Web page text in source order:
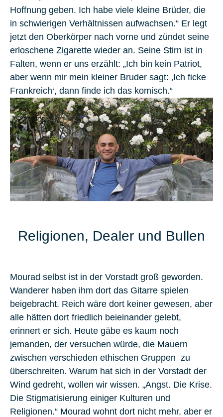
Hoffnung geben. Ich habe viele kleine Brüder, die
in schwierigen Verhältnissen aufwachsen.“ Er legt
jetzt den Oberkörper nach vorne und zündet seine
erloschene Zigarette wieder an. Seine Stirn ist in
Falten, wenn er uns erzählt: „Ich bin kein Patriot,
aber wenn mir mein kleiner Bruder sagt: ‚Ich ficke
Frankreich‘, dann finde ich das komisch.“
Religionen, Dealer und Bullen
Mourad selbst ist in der Vorstadt groß geworden.
Wanderer haben ihm dort das Gitarre spielen
beigebracht. Reich wäre dort keiner gewesen, aber
alle hätten dort friedlich beieinander gelebt,
erinnert er sich. Heute gäbe es kaum noch
jemanden, der versuchen würde, die Mauern
zwischen verschieden ethischen Gruppen zu
überschreiten. Warum hat sich in der Vorstadt der
Wind gedreht, wollen wir wissen. „Angst. Die Krise.
Die Stigmatisierung einiger Kulturen und
Religionen.“ Mourad wohnt dort nicht mehr, aber er